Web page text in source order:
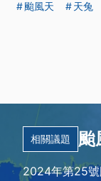
颱風天
天兔
相關議題 颱
2024年第25號